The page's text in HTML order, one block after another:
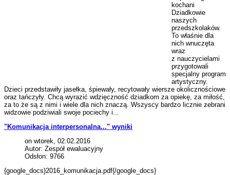
kochani
Dziadkowie
naszych
przedszkolaków.
To właśnie dla
nich wnuczęta
wraz
z nauczycielami
przygotowali
specjalny program
artystyczny.
Dzieci przedstawiły jasełka, śpiewały, recytowały wiersze okolicznościowe
oraz tańczyły. Chcą wyrazić wdzięczność dziadkom za opiekę, za miłość,
za to że są z nimi i wiele dla nich znaczą. Wszyscy bardzo licznie zebrani
widzowie podziwiali swoje pociechy i...
"Komunikacja interpersonalna..." wyniki
on wtorek, 02.02.2016
Autor: Zespół ewaluacyjny
Odsłon: 9766
{google_docs}2016_komunikacja.pdf{/google_docs}